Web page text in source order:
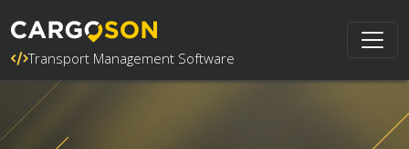
Transport Management Software